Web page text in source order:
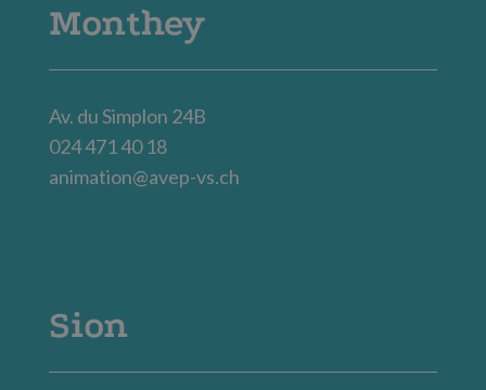
Monthey
Av. du Simplon 24B
024 471 40 18
animation@avep-vs.ch
Sion